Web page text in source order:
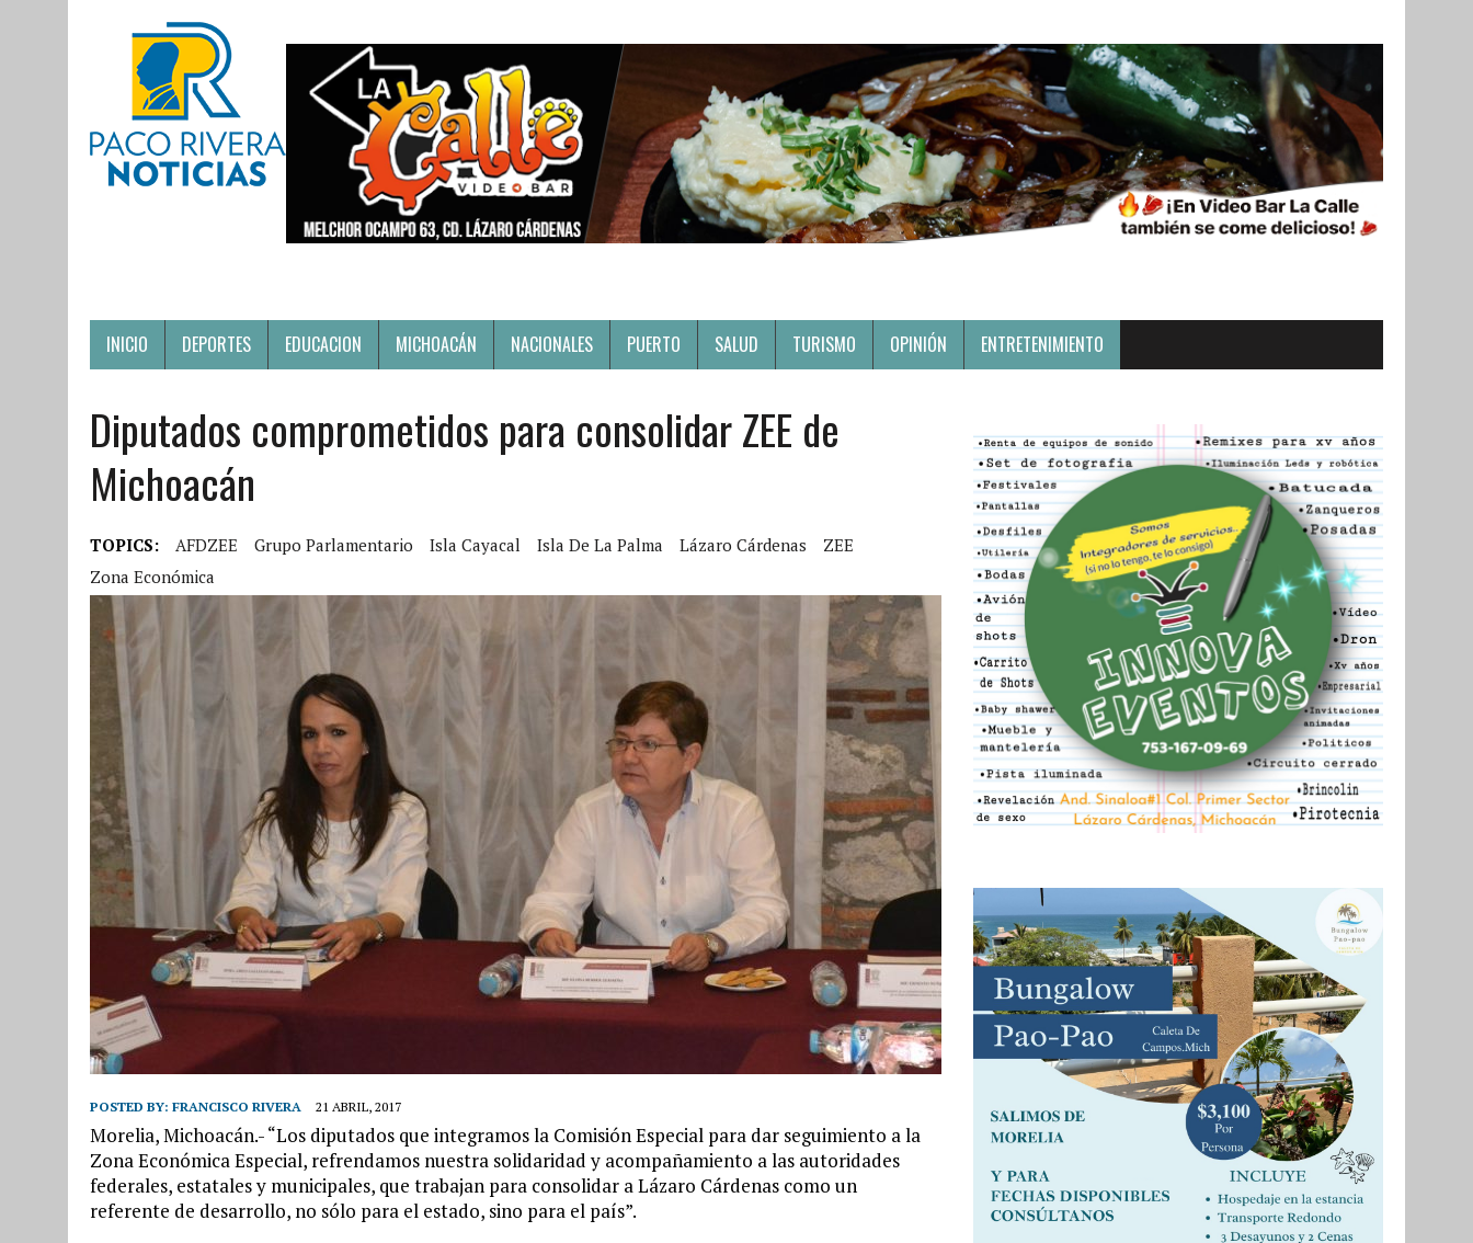
INICIO DEPORTES EDUCACION MICHOACÁN NACIONALES PUERTO SALUD TURISMO OPINIÓN ENTRETENIMIENTO
Diputados comprometidos para consolidar ZEE de
Michoacán
TOPICS: AFDZEE Grupo Parlamentario Isla Cayacal Isla De La Palma Lázaro Cárdenas
ZEE
Zona Económica
POSTED BY: FRANCISCO RIVERA 21 ABRIL, 2017
Morelia, Michoacán.- “Los diputados que integramos la Comisión Especial para dar seguimiento a la
Zona Económica Especial, refrendamos nuestra solidaridad y acompañamiento a las autoridades
federales, estatales y municipales, que trabajan para consolidar a Lázaro Cárdenas como un
referente de desarrollo, no sólo para el estado, sino para el país”.